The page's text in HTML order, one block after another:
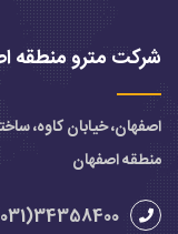
شرکت مترو منطقه
اصفهان، خیابان کاوه،
منطقه اصفهان
34358400(031)